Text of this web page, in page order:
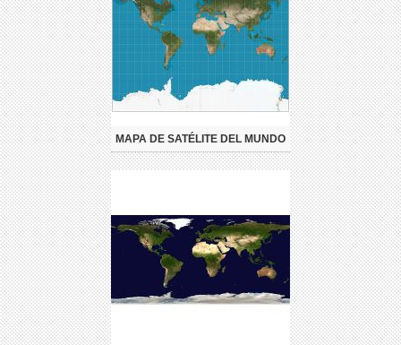
MAPA DE SATÉLITE DEL MUNDO